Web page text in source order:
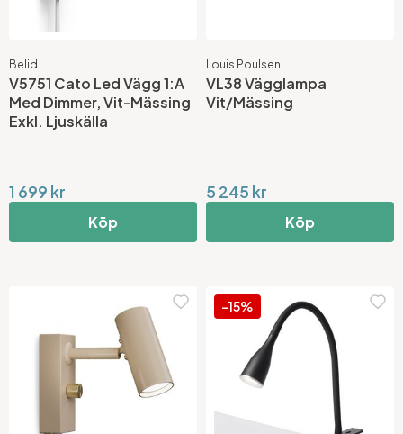
Belid
V5751 Cato Led Vägg 1:A
Med Dimmer, Vit-Mässing
Exkl. Ljuskälla
1 699 kr
Köp
Louis Poulsen
VL38 Vägglampa
Vit/Mässing
5 245 kr
Köp
-15%